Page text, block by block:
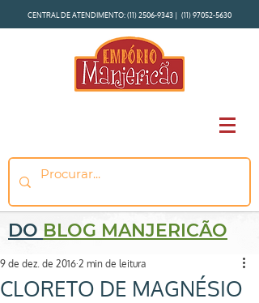
CENTRAL DE ATENDIMENTO:(11) 2506-9343 | (11) 97052-5630
DO BLOG MANJERICÃO
CLORETO DE MAGNÉSIO
9 de dez. de 2016 2 min de leitura